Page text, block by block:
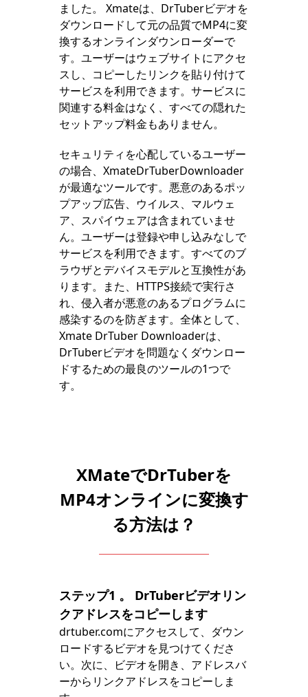
ました。 Xmateは、DrTuberビデオを
ダウンロードして元の品質でMP4に変
換するオンラインダウンローダーで
す。ユーザーはウェブサイトにアクセ
スし、コピーしたリンクを貼り付けて
サービスを利用できます。サービスに
関連する料金はなく、すべての隠れた
セットアップ料金もありません。
セキュリティを心配しているユーザー
の場合、XmateDrTuberDownloader
が最適なツールです。悪意のあるポッ
プアップ広告、ウイルス、マルウェ
ア、スパイウェアは含まれていませ
ん。ユーザーは登録や申し込みなしで
サービスを利用できます。すべてのブ
ラウザとデバイスモデルと互換性があ
ります。また、HTTPS接続で実行さ
れ、侵入者が悪意のあるプログラムに
感染するのを防ぎます。全体として、
Xmate DrTuber Downloaderは、
DrTuberビデオを問題なくダウンロー
ドするための最良のツールの1つで
す。
XMateでDrTuberを
MP4オンラインに変換す
る方法は？
ステップ1 。 DrTuberビデオリン
クアドレスをコピーします
drtuber.comにアクセスして、ダウン
ロードするビデオを見つけてくださ
い。次に、ビデオを開き、アドレスバ
ーからリンクアドレスをコピーしま